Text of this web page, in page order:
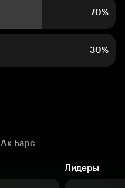
70%
30%
Ак Барс
Лидеры